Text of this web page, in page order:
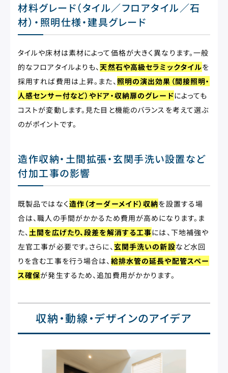
材料グレード（タイル／フロアタイル／石
材）・照明仕様・建具グレード
タイルや床材は素材によって価格が大きく異なります。一般
的なフロアタイルよりも、天然石や高級セラミックタイルを
採用すれば費用は上昇。また、 照明の演出効果（間接照明・
人感センサー付など）やドア・収納扉のグレードによっても
コストが変動します。見た目と機能のバランスを考えて選ぶ
のがポイントです。
造作収納・土間拡張・玄関手洗い設置など
付加工事の影響
既製品ではなく造作（オーダーメイド）収納を設置する場
合は、職人の手間がかかるため費用が高めになります。ま
た、土間を広げたり、段差を解消する工事には、下地補強や
左官工事が必要です。さらに、玄関手洗いの新設など水回
りを含む工事を行う場合は、 給排水管の延長や配管スペー
ス確保が発生するため、追加費用がかかります。
収納・動線・デザインのアイデア